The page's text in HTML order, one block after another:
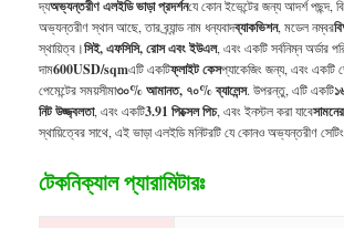
দ্যঅভ্যন্তরীণ এলইডি ভাড়া প্রদর্শনযে কোন ইভেন্টের জন্য আদর্শ পছন্দ,
অভ্যন্তরীণ স্থান আছে, তার ব্র্যান্ড নাম ধন্যবাদব্যাকভিশন, মডেল নম্বর
স্থায়িত্ব।সিই, এফসিসি, রোস এবং ইউএল, এবং একটি সর্বনিম্ন অর্ডার
দাম600USD/sqmএটি একটিফ্লাইট কেসপ্যাকেজিং জন্য, এবং একটি
পেমেন্টের সময়সীমা৩০% আমানত, ৭০% ব্যালেন্স. উপরন্তু, এটি একটি
নিট উজ্জ্বলতা, এবং একটি3.91 পিক্সেল পিচ, এবং ইনস্টল করা যাবে
স্থায়িত্বের সাথে, এই ভাড়া এলইডি মনিটরটি যে কোনও অভ্যন্তরীণ
টেকনিক্যাল প্যারামিটারঃ